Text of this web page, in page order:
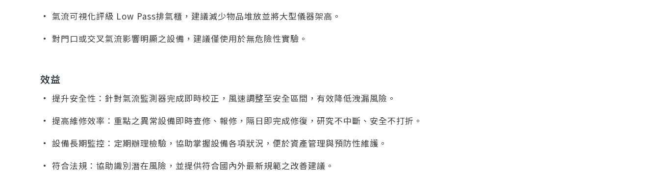
• 氣流可視化評級 Low Pass排氣櫃，建議減少物品堆放並將大型儀器架高。
• 對門口或交叉氣流影響明顯之設備，建議僅使用於無危險性實驗。
效益
• 提升安全性：針對氣流監測器完成即時校正，風速調整至安全區間，有效降低洩漏風險。
• 提高維修效率：重點之異常設備即時查修、報修，隔日即完成修復，研究不中斷、安全不打折。
• 設備長期監控：定期辦理檢驗，協助掌握設備各項狀況，便於資產管理與預防性維護。
• 符合法規：協助識別潛在風險，並提供符合國內外最新規範之改善建議。